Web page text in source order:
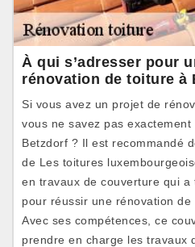
À qui s’adresser pour
rénovation de toiture à
Si vous avez un projet de
vous ne savez pas
Betzdorf ? Il est recommandé
de Les toitures
en travaux de couverture qui
pour réussir une rénovation de
Avec ses compétences, ce
prendre en charge les travaux